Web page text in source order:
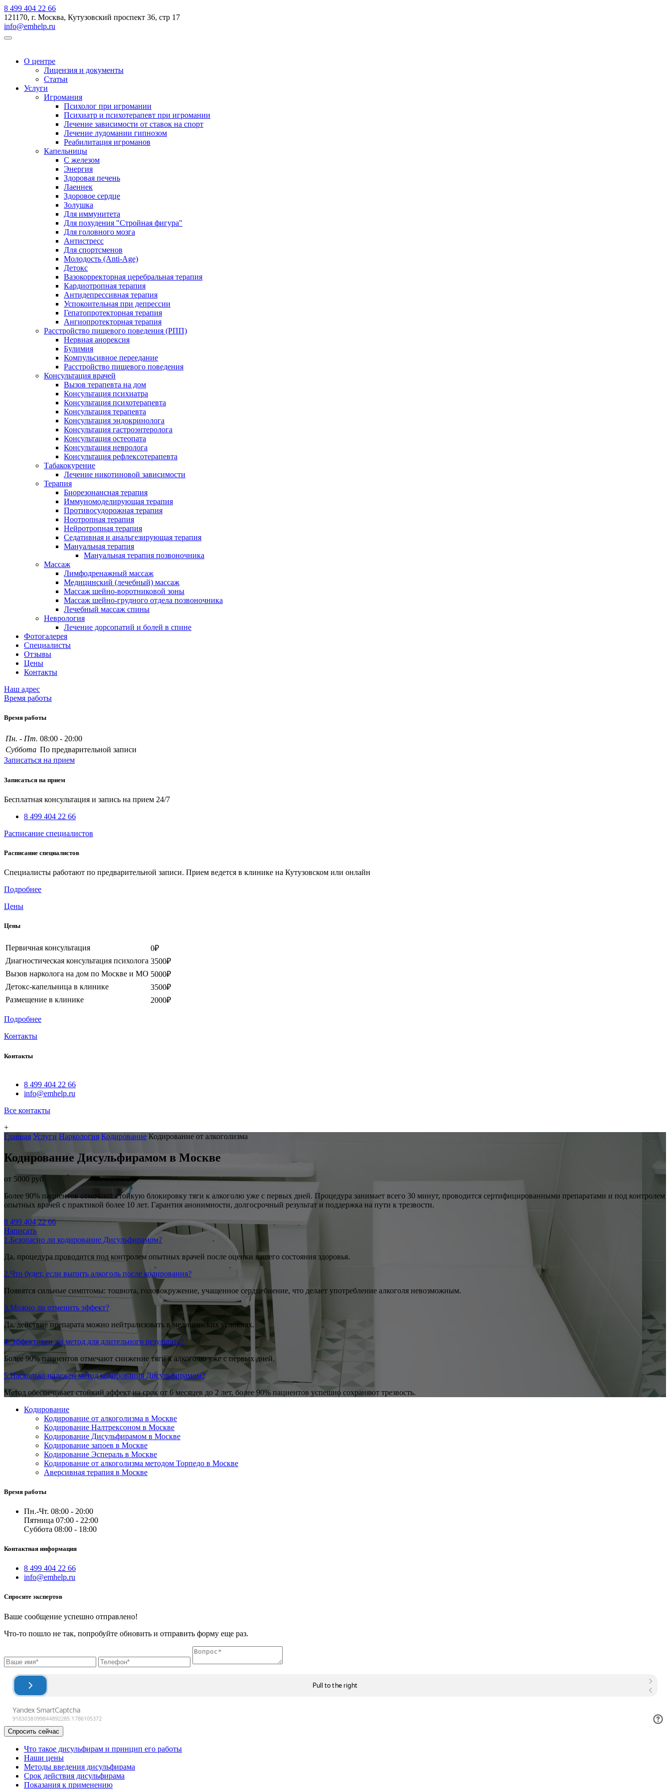
8 499 404 22 66
121170, г. Москва, Кутузовский проспект 36, стр 17
info@emhelp.ru
О центре
Лицензия и документы
Статьи
Услуги
Игромания
Психолог при игромании
Психиатр и психотерапевт при игромании
Лечение зависимости от ставок на спорт
Лечение лудомании гипнозом
Реабилитация игроманов
Капельницы
С железом
Энергия
Здоровая печень
Лаеннек
Здоровое сердце
Золушка
Для иммунитета
Для похудения "Стройная фигура"
Для головного мозга
Антистресс
Для спортсменов
Молодость (Anti-Age)
Детокс
Вазокорректорная церебральная терапия
Кардиотропная терапия
Антидепрессивная терапия
Успокоительная при депрессии
Гепатопротекторная терапия
Ангиопротекторная терапия
Расстройство пищевого поведения (РПП)
Нервная анорексия
Булимия
Компульсивное переедание
Расстройство пищевого поведения
Консультация врачей
Вызов терапевта на дом
Консультация психиатра
Консультация психотерапевта
Консультация терапевта
Консультация эндокринолога
Консультация гастроэнтеролога
Консультация остеопата
Консультация невролога
Консультация рефлексотерапевта
Табакокурение
Лечение никотиновой зависимости
Терапия
Биорезонансная терапия
Иммуномоделирующая терапия
Противосудорожная терапия
Ноотропная терапия
Нейротропная терапия
Седативная и анальгезирующая терапия
Мануальная терапия
Мануальная терапия позвоночника
Массаж
Лимфодренажный массаж
Медицинский (лечебный) массаж
Массаж шейно-воротниковой зоны
Массаж шейно-грудного отдела позвоночника
Лечебный массаж спины
Неврология
Лечение дорсопатий и болей в спине
Фотогалерея
Специалисты
Отзывы
Цены
Контакты
Наш адрес
Время работы
Время работы
Пн. - Пт. 08:00 - 20:00
Суббота По предварительной записи
Записаться на прием
Записаться на прием
Бесплатная консультация и запись на прием 24/7
8 499 404 22 66
Расписание специалистов
Расписание специалистов
Специалисты работают по предварительной записи. Прием ведется в клинике на Кутузовском или онлайн
Подробнее
Цены
Цены
Первичная консультация
0₽
Диагностическая консультация психолога 3500₽
Вызов нарколога на дом по Москве и МО 5000₽
Детокс-капельница в клинике
3500₽
Размещение в клинике
2000₽
Подробнее
Контакты
Контакты
8 499 404 22 66
info@emhelp.ru
Все контакты
+
Главная Услуги Наркология Кодирование Кодирование от алкоголизма
Кодирование Дисульфирамом в Москве
от 5000 руб
Более 90% пациентов отмечают стойкую блокировку тяги к алкоголю уже с первых дней. Процедура занимает всего 30 минут, проводится сертифицированными препаратами и под контролем
опытных врачей с практикой более 10 лет. Гарантия анонимности, долгосрочный результат и поддержка на пути к трезвости.
8 499 404 22 66
Написать
1.Безопасно ли кодирование Дисульфирамом?
Да, процедура проводится под контролем опытных врачей после оценки вашего состояния здоровья.
2.Что будет, если выпить алкоголь после кодирования?
Появятся сильные симптомы: тошнота, головокружение, учащенное сердцебиение, что делает употребление алкоголя невозможным.
3.Можно ли отменить эффект?
Да, действие препарата можно нейтрализовать в медицинских условиях.
4.Эффективен ли метод для длительного результата?
Более 90% пациентов отмечают снижение тяги к алкоголю уже с первых дней.
5.Насколько надежен метод кодирования Дисульфирамом?
Метод обеспечивает стойкий эффект на срок от 6 месяцев до 2 лет, более 90% пациентов успешно сохраняют трезвость.
Кодирование
Кодирование от алкоголизма в Москве
Кодирование Налтрексоном в Москве
Кодирование Дисульфирамом в Москве
Кодирование запоев в Москве
Кодирование Эспераль в Москве
Кодирование от алкоголизма методом Торпедо в Москве
Аверсивная терапия в Москве
Время работы
Пн.-Чт. 08:00 - 20:00
Пятница 07:00 - 22:00
Суббота 08:00 - 18:00
Контактная информация
8 499 404 22 66
info@emhelp.ru
Спросите экспертов
Ваше сообщение успешно отправлено!
Что-то пошло не так, попробуйте обновить и отправить форму еще раз.
Спросить сейчас
Что такое дисульфирам и принцип его работы
Наши цены
Методы введения дисульфирама
Срок действия дисульфирама
Показания к применению